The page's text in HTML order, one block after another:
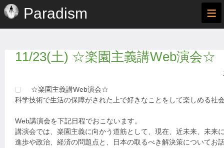
Paradism ≡
11/23(土) ☆楽園主義講Web演会☆
☆楽園主義講Web演会☆
科学技術で生活の保障がされた上で好きなことをして楽しめる社
Web講演会を下記日程でおこないます。
講演会では、楽園主義に向かう道筋として、現在、近未来、未来
進歩や政治、経済の問題点と、日本の取るべき解決策についてお